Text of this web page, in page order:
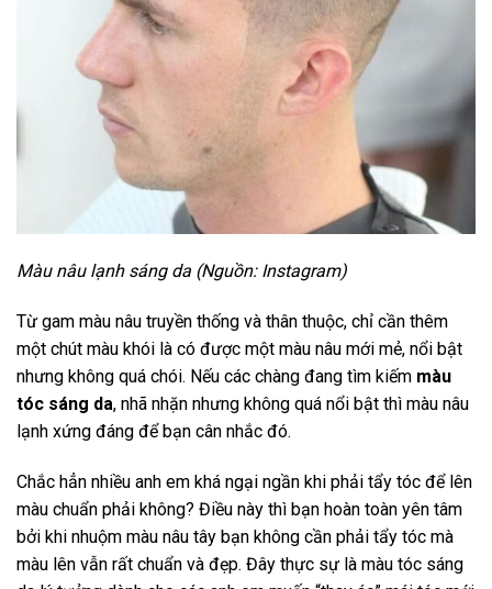
Màu nâu lạnh sáng da (Nguồn: Instagram)
Từ gam màu nâu truyền thống và thân thuộc, chỉ cần thêm
một chút màu khói là có được một màu nâu mới mẻ, nổi bật
nhưng không quá chói. Nếu các chàng đang tìm kiếm màu
tóc sáng da, nhã nhặn nhưng không quá nổi bật thì màu nâu
lạnh xứng đáng để bạn cân nhắc đó.
Chắc hẳn nhiều anh em khá ngại ngần khi phải tẩy tóc để lên
màu chuẩn phải không? Điều này thì bạn hoàn toàn yên tâm
bởi khi nhuộm màu nâu tây bạn không cần phải tẩy tóc mà
màu lên vẫn rất chuẩn và đẹp. Đây thực sự là màu tóc sáng